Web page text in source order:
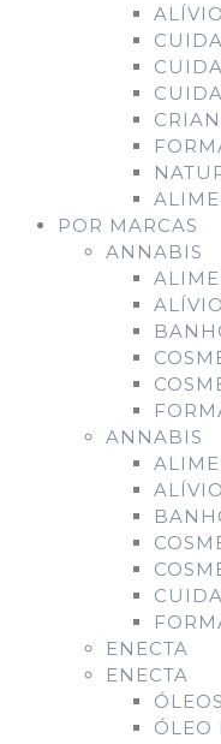
POR MARCAS
ANNABIS
ANNABIS
ENECTA
ENECTA
ÓLEO